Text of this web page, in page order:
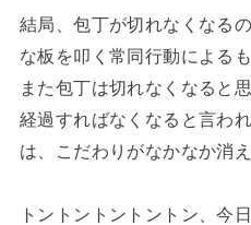
結局、包丁が切れなくなる
な板を叩く常同行動による
また包丁は切れなくなると
経過すればなくなると言わ
は、こだわりがなかなか消
トントントントントン、今